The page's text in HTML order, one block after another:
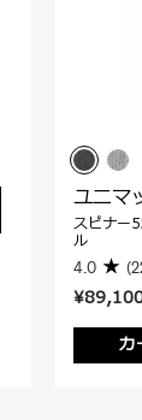
カ
ユニマ
スピナー
ル
4.0